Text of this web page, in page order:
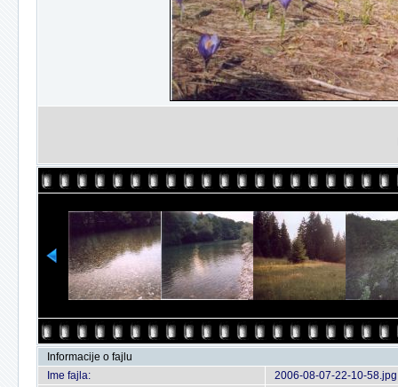
Informacije o fajlu
Ime fajla:
2006-08-07-22-10-58.jpg